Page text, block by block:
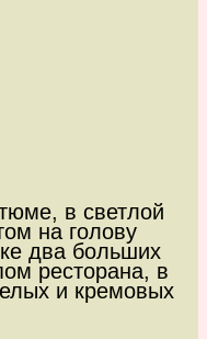
в светлой
на голову
два больших
ресторана, в
и кремовых